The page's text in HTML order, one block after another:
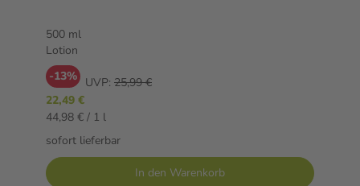
500 ml
Lotion
-13% UVP: 25,99 €
22,49 €
44,98 € / 1 l
sofort lieferbar
In den Warenkorb